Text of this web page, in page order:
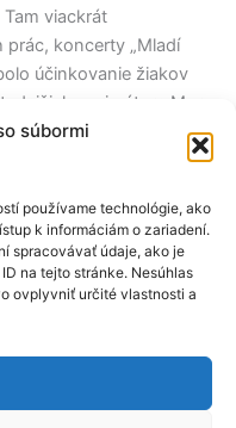
súbormi
používame technológie, ako
k informáciám o zariadení.
spracovávať údaje, ako je
na tejto stránke. Nesúhlas
ovplyvniť určité vlastnosti a
viackrát
koncerty „Mladí
účinkovanie žiakov
primátora Mgr.
svadobných ľudových
V. a Sonja)
Vianočné trhy, Deň
pána riaditeľa Pavla
činnosť a ľudskosť,
(viac v kapitole